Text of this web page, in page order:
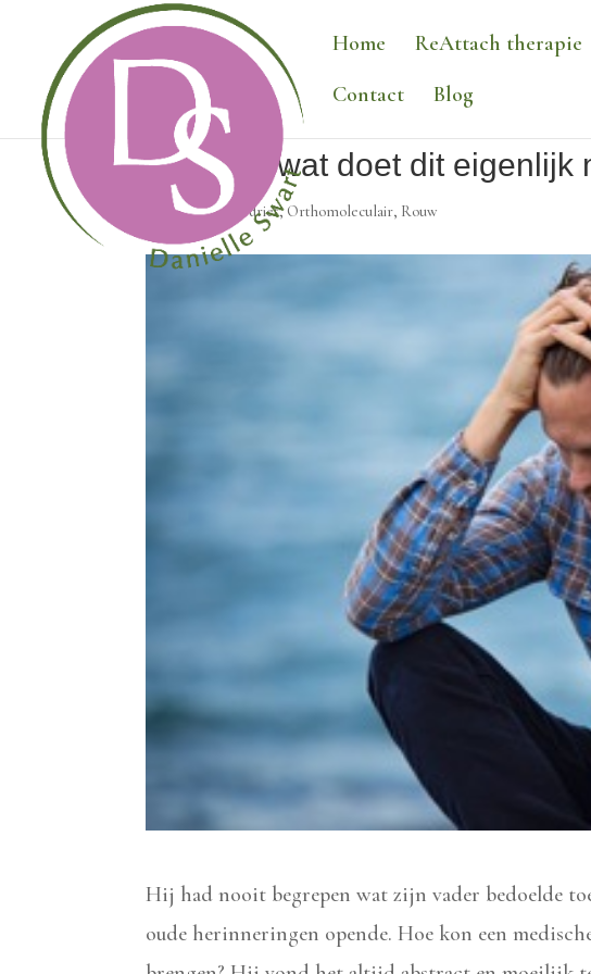
Home ReAttach therapie
Contact
Blog
Narcose wat doet dit eigenlijk
Onbegrepen verdriet,Orthomoleculair, Rouw
Hij had nooit begrepen wat zijn vader bedoelde
oude herinneringen opende. Hoe kon een